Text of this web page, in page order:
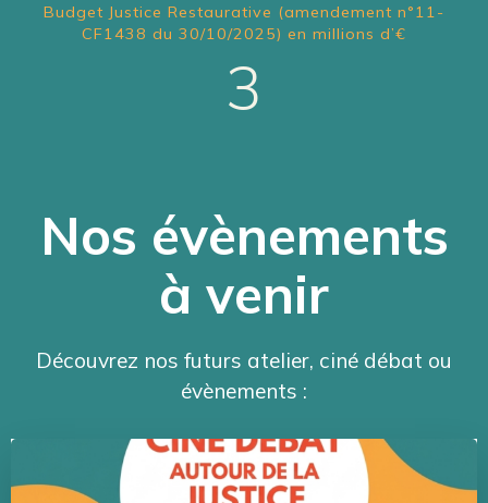
Budget Justice Restaurative (amendement n°11-
CF1438 du 30/10/2025) en millions d’€
3
Nos évènements
à venir
Découvrez nos futurs atelier, ciné débat ou
évènements :